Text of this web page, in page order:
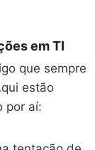
em TI
que sempre
estão
por aí: